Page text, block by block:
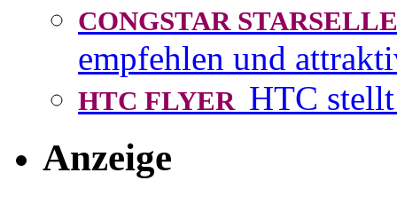
CONGSTAR
empfehlen und
HTC FLYER HTC
Anzeige